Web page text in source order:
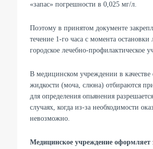
«запас» погрешности в 0,025 мг/л.
Поэтому в принятом документе
течение 1-го часа с момента
городское лечебно-профилактическое
В медицинском учреждении в качестве
жидкости (моча, слюна) отбираются
для определения опьянения
случаях, когда из-за необходимости
невозможно.
Медицинское учреждение